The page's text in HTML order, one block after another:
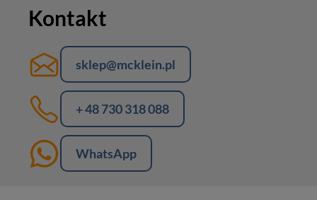
Kontakt
sklep@mcklein.pl
+ 48 730 318 088
WhatsApp